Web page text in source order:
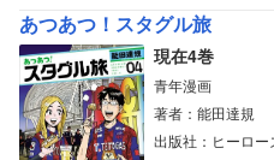
あつあつ！スタグル旅
現在4巻
青年漫画
著者：能田達規
出版社：ヒーロー